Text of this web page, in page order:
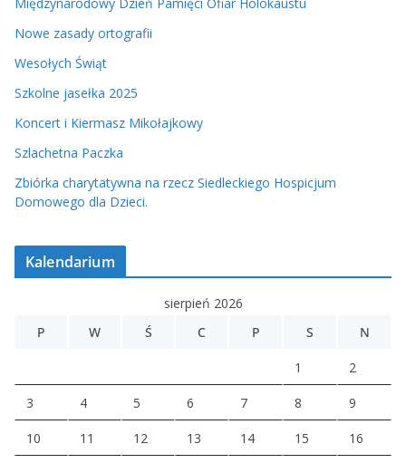
Nowe zasady ortografii
Wesołych Świąt
Szkolne jasełka 2025
Koncert i Kiermasz Mikołajkowy
Szlachetna Paczka
Zbiórka charytatywna na rzecz Siedleckiego Hospicjum
Domowego dla Dzieci.
Kalendarium
sierpień 2026
P
W Ś C P S N
1 2
3 4 5 6 7 8 9
10 11 12 13 14 15 16